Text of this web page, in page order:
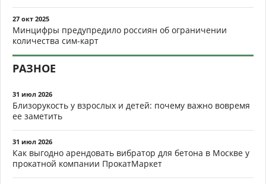
27 окт 2025
Минцифры предупредило россиян об ограничении
количества сим-карт
РАЗНОЕ
31 июл 2026
Близорукость у взрослых и детей: почему важно вовремя
ее заметить
31 июл 2026
Как выгодно арендовать вибратор для бетона в Москве у
прокатной компании ПрокатМаркет